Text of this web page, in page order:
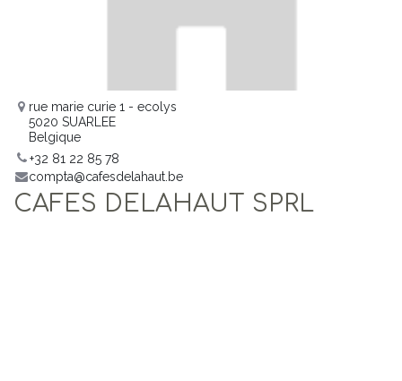
rue marie curie 1 - ecolys
5020 SUARLEE
Belgique
+32 81 22 85 78
compta@cafesdelahaut.be
CAFES DELAHAUT SPRL